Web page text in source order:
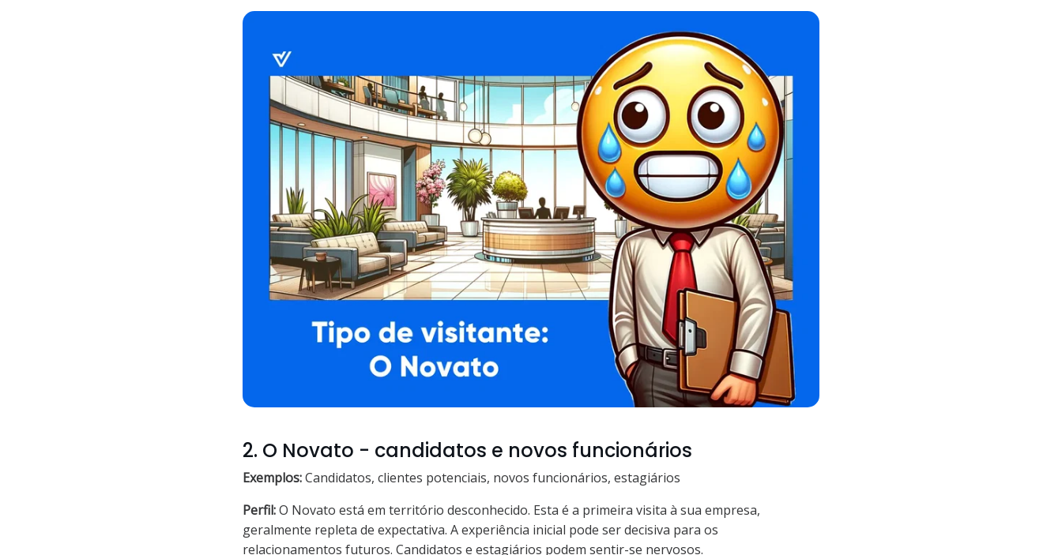
2. O Novato - candidatos e novos funcionários
Exemplos:Candidatos, clientes potenciais, novos funcionários, estagiários
Perfil:O Novato está em território desconhecido. Esta é a primeira visita à sua empresa,
geralmente repleta de expectativa. A experiência inicial pode ser decisiva para os
relacionamentos futuros. Candidatos e estagiários podem sentir-se nervosos.